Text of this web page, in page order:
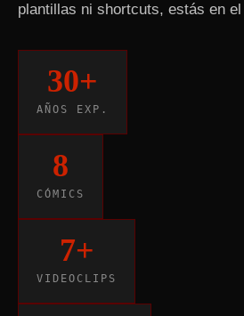
plantillas ni shortcuts, estás en
30+
AÑOS EXP.
8
CÓMICS
7+
VIDEOCLIPS